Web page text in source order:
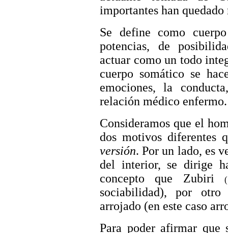
importantes han quedado
Se define como
potencias, de
actuar como un todo
cuerpo somático se
emociones, la
relación médico enfermo.
Consideramos que el
dos motivos diferentes
versión. Por un lado, es
del interior, se dirige
concepto que Zubiri
sociabilidad), por
arrojado (en este caso
Para poder afirmar